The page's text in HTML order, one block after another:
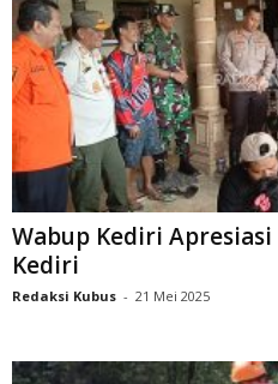
Wabup Kediri
Kediri
Redaksi Kubus - 21 Mei 2025